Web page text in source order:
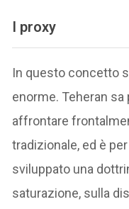
I proxy
In questo concetto
enorme. Teheran
affrontare
tradizionale, ed è
sviluppato una
saturazione, sulla